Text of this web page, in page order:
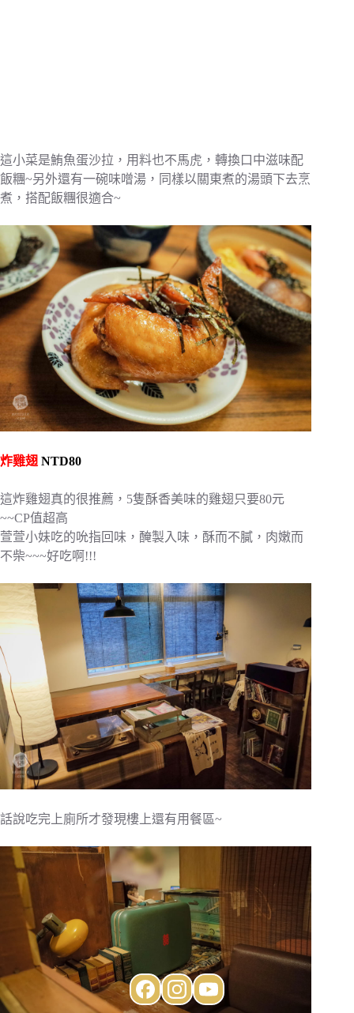
這小菜是鮪魚蛋沙拉，用料也不馬虎，轉換口中滋味配
飯糰~另外還有一碗味噌湯，同樣以關東煮的湯頭下去烹
煮，搭配飯糰很適合~
炸雞翅 NTD80
這炸雞翅真的很推薦，5隻酥香美味的雞翅只要80元
~~CP值超高
萱萱小妹吃的吮指回味，醃製入味，酥而不膩，肉嫩而
不柴~~~好吃啊!!!
話說吃完上廁所才發現樓上還有用餐區~